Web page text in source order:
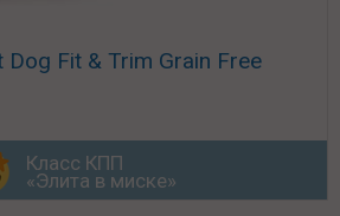
Dog Fit & Trim Grain Free
Класс КПП
«Элита в миске»